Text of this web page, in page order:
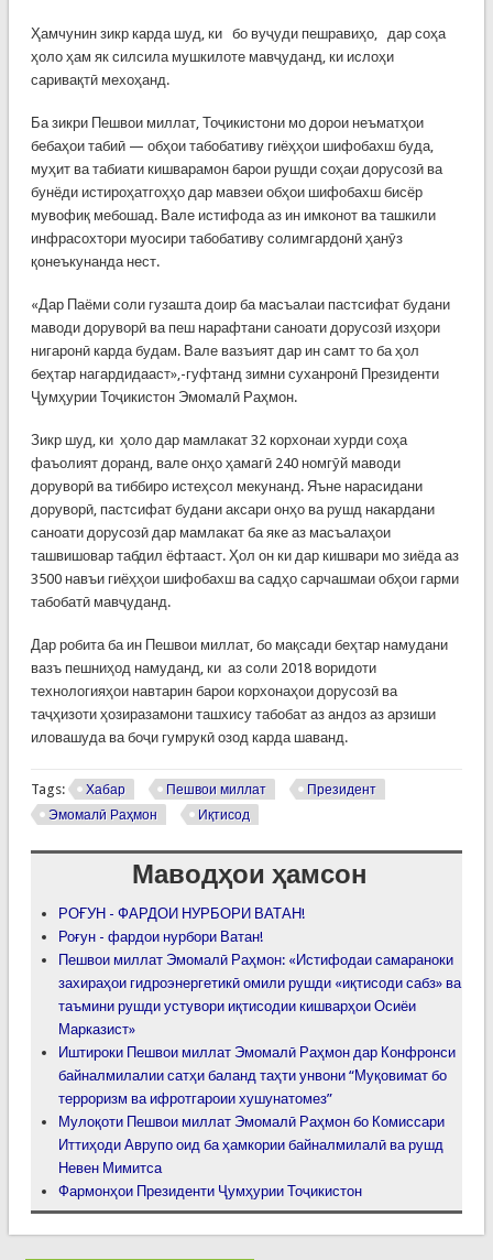
Ҳамчунин зикр карда шуд, ки бо вуҷуди пешравиҳо, дар соҳа
ҳоло ҳам як силсила мушкилоте мавҷуданд, ки ислоҳи
саривақтӣ мехоҳанд.
Ба зикри Пешвои миллат, Тоҷикистони мо дорои неъматҳои
бебаҳои табиӣ — обҳои табобативу гиёҳҳои шифобахш буда,
муҳит ва табиати кишварамон барои рушди соҳаи дорусозӣ ва
бунёди истироҳатгоҳҳо дар мавзеи обҳои шифобахш бисёр
мувофиқ мебошад. Вале истифода аз ин имконот ва ташкили
инфрасохтори муосири табобативу солимгардонӣ ҳанӯз
қонеъкунанда нест.
«Дар Паёми соли гузашта доир ба масъалаи пастсифат будани
маводи доруворӣ ва пеш нарафтани саноати дорусозӣ изҳори
нигаронӣ карда будам. Вале вазъият дар ин самт то ба ҳол
беҳтар нагардидааст»,-гуфтанд зимни суханронӣ Президенти
Ҷумҳурии Тоҷикистон Эмомалӣ Раҳмон.
Зикр шуд, ки ҳоло дар мамлакат 32 корхонаи хурди соҳа
фаъолият доранд, вале онҳо ҳамагӣ 240 номгӯй маводи
доруворӣ ва тиббиро истеҳсол мекунанд. Яъне нарасидани
доруворӣ, пастсифат будани аксари онҳо ва рушд накардани
саноати дорусозӣ дар мамлакат ба яке аз масъалаҳои
ташвишовар табдил ёфтааст. Ҳол он ки дар кишвари мо зиёда аз
3500 навъи гиёҳҳои шифобахш ва садҳо сарчашмаи обҳои гарми
табобатӣ мавҷуданд.
Дар робита ба ин Пешвои миллат, бо мақсади беҳтар намудани
вазъ пешниҳод намуданд, ки аз соли 2018 воридоти
технологияҳои навтарин барои корхонаҳои дорусозӣ ва
таҷҳизоти ҳозиразамони ташхису табобат аз андоз аз арзиши
иловашуда ва боҷи гумрукӣ озод карда шаванд.
Tags: Хабар Пешвои миллат
Президент
Эмомалӣ Раҳмон
Иқтисод
Маводҳои ҳамсон
РОҒУН - ФАРДОИ НУРБОРИ ВАТАН!
Роғун - фардои нурбори Ватан!
Пешвои миллат Эмомалӣ Раҳмон: «Истифодаи самараноки
захираҳои гидроэнергетикӣ омили рушди «иқтисоди сабз» ва
таъмини рушди устувори иқтисодии кишварҳои Осиёи
Марказист»
Иштироки Пешвои миллат Эмомалӣ Раҳмон дар Конфронси
байналмилалии сатҳи баланд таҳти унвони “Муқовимат бо
терроризм ва ифротгароии хушунатомез”
Мулоқоти Пешвои миллат Эмомалӣ Раҳмон бо Комиссари
Иттиҳоди Аврупо оид ба ҳамкории байналмилалӣ ва рушд
Невен Мимитса
Фармонҳои Президенти Ҷумҳурии Тоҷикистон